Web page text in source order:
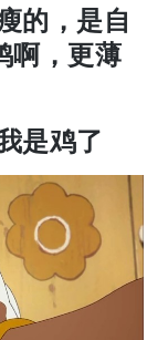
的，是自
啊，更薄
是鸡了